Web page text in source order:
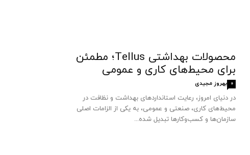
محصولات بهداشتی Tellus؛ مطمئن
برای محیط‌های کاری و عمومی
بهروز مجیدی 0
در دنیای امروز، رعایت استانداردهای بهداشت و نظافت در
محیط‌های کاری، صنعتی و عمومی، به یکی از الزامات اصلی
سازمان‌ها و کسب‌وکارها تبدیل شده...